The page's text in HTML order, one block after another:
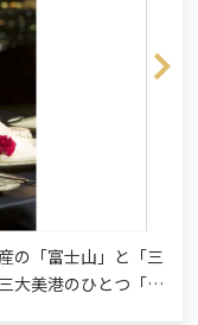
の「富士山」と「三
大美港のひとつ「清